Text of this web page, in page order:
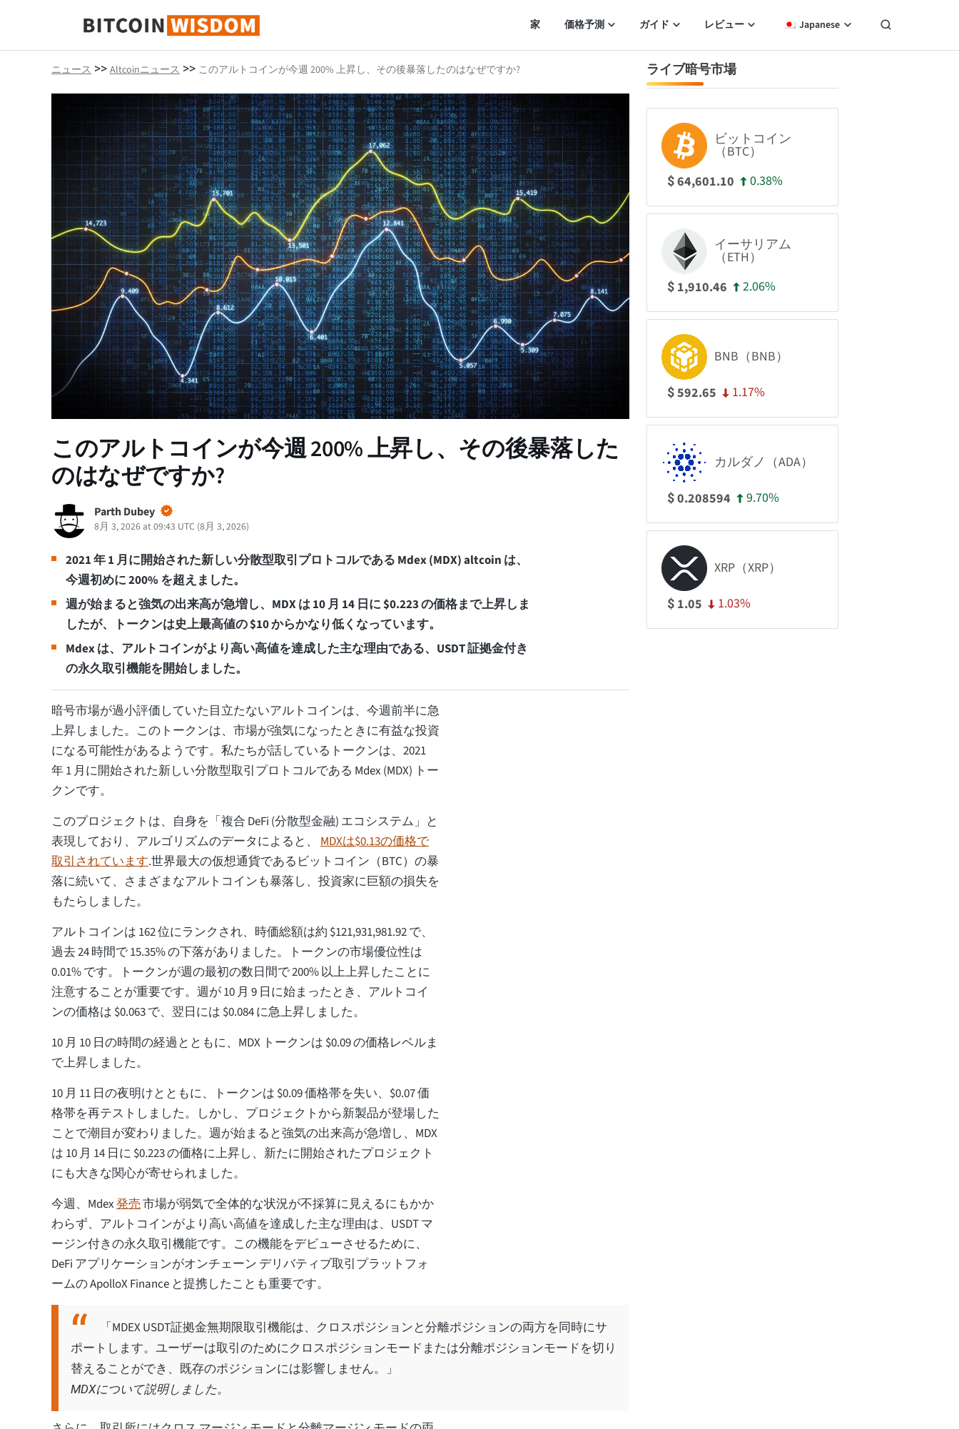
ビットコインの知恵
家 価格予測 ガイド レビュー Japanese
ニュース >> Altcoinニュース >> このアルトコインが今週 200% 上昇し、その後暴落したのはなぜですか?
このアルトコインが今週 200% 上昇し、その後暴落した
のはなぜですか?
Parth Dubey
8月 3, 2026 at 09:43 UTC (8月 3, 2026)
2021 年 1 月に開始された新しい分散型取引プロトコルである Mdex (MDX) altcoin は、
今週初めに 200% を超えました。
週が始まると強気の出来高が急増し、MDX は 10 月 14 日に $0.223 の価格まで上昇しま
したが、トークンは史上最高値の $10 からかなり低くなっています。
Mdex は、アルトコインがより高い高値を達成した主な理由である、USDT 証拠金付き
の永久取引機能を開始しました。
暗号市場が過小評価していた目立たないアルトコインは、今週前半に急
上昇しました。このトークンは、市場が強気になったときに有益な投資
になる可能性があるようです。私たちが話しているトークンは、2021
年 1 月に開始された新しい分散型取引プロトコルである Mdex (MDX) トー
クンです。
このプロジェクトは、自身を「複合 DeFi (分散型金融) エコシステム」と
表現しており、アルゴリズムのデータによると、 MDXは$0.13の価格で
取引されています.世界最大の仮想通貨であるビットコイン（BTC）の暴
落に続いて、さまざまなアルトコインも暴落し、投資家に巨額の損失を
もたらしました。
アルトコインは 162 位にランクされ、時価総額は約 $121,931,981.92 で、
過去 24 時間で 15.35% の下落がありました。トークンの市場優位性は
0.01% です。トークンが週の最初の数日間で 200% 以上上昇したことに
注意することが重要です。週が 10 月 9 日に始まったとき、アルトコイ
ンの価格は $0.063 で、翌日には $0.084 に急上昇しました。
10 月 10 日の時間の経過とともに、MDX トークンは $0.09 の価格レベルま
で上昇しました。
10 月 11 日の夜明けとともに、トークンは $0.09 価格帯を失い、$0.07 価
格帯を再テストしました。しかし、プロジェクトから新製品が登場した
ことで潮目が変わりました。週が始まると強気の出来高が急増し、MDX
は 10 月 14 日に $0.223 の価格に上昇し、新たに開始されたプロジェクト
にも大きな関心が寄せられました。
今週、Mdex発売市場が弱気で全体的な状況が不採算に見えるにもかか
わらず、アルトコインがより高い高値を達成した主な理由は、USDT マ
ージン付きの永久取引機能です。この機能をデビューさせるために、
DeFi アプリケーションがオンチェーン デリバティブ取引プラットフォ
ームの ApolloX Finance と提携したことも重要です。
「MDEX USDT証拠金無期限取引機能は、クロスポジションと分離ポジションの両方を同時にサ
ポートします。ユーザーは取引のためにクロスポジションモードまたは分離ポジションモードを切り
替えることができ、既存のポジションには影響しません。」
MDXについて説明しました。
ライブ暗号市場
ビットコイン
（BTC）
$64,601.10 0.38%
イーサリアム
（ETH）
$ 1,910.46 2.06%
BNB（BNB）
$592.65 1.17%
カルダノ（ADA）
$0.208594 9.70%
XRP（XRP）
$ 1.05 1.03%